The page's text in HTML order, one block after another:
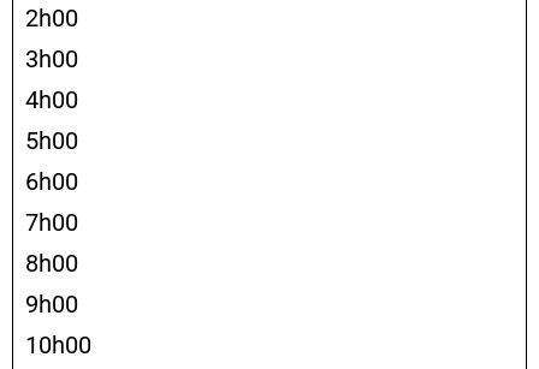
2h00
3h00
4h00
5h00
6h00
7h00
8h00
9h00
10h00